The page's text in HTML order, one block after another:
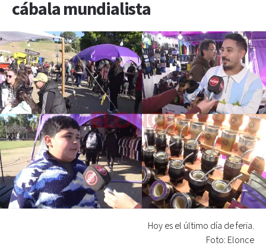
cábala mundialista
Hoy es el último día de feria.
Foto: Elonce